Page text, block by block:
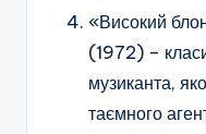
«Високий
(1972) –
музиканта,
таємного